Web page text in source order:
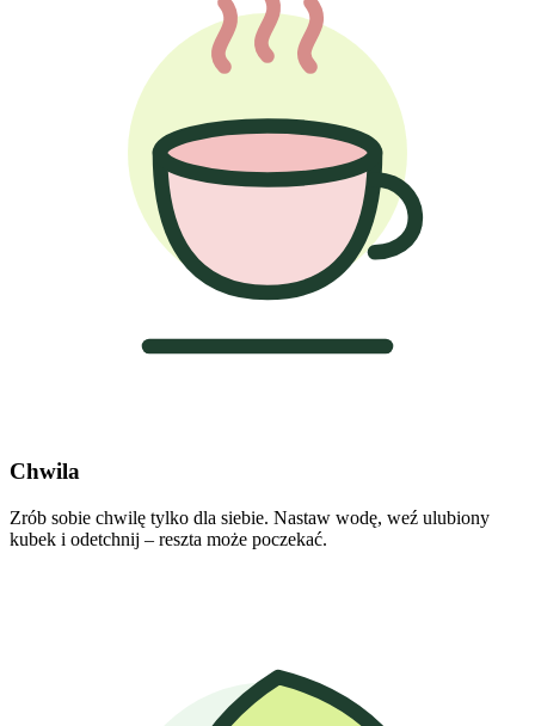
Chwila
Zrób sobie chwilę tylko dla siebie. Nastaw wodę, weź ulubiony
kubek i odetchnij – reszta może poczekać.